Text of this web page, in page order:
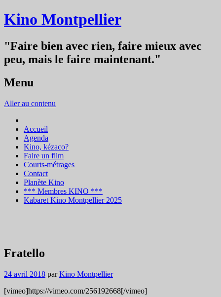
Kino Montpellier
"Faire bien avec rien, faire mieux avec
peu, mais le faire maintenant."
Menu
Aller au contenu
Accueil
Agenda
Kino, kézaco?
Faire un film
Courts-métrages
Contact
Planète Kino
*** Membres KINO ***
Kabaret Kino Montpellier 2025
Fratello
24 avril 2018 parKino Montpellier
[vimeo]https://vimeo.com/256192668[/vimeo]